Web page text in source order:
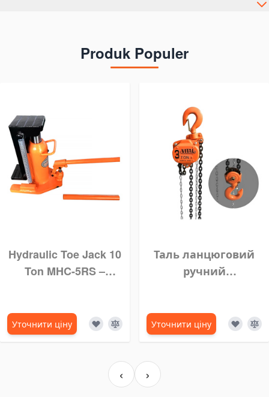
Produk Populer
Hydraulic Toe Jack 10
Ton MHC-5RS –
Уточнити ціну
Таль ланцюговий
ручний
VITAL 3 тонни 7 м
Уточнити ціну
‹ ›